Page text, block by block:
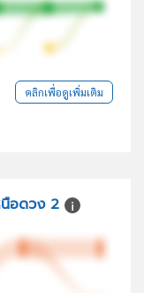
คลิกเพื่อดูเพิ่มเติม
อดวง 2